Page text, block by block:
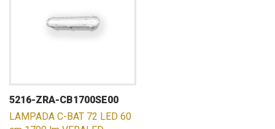
5216-ZRA-CB1700SE00
LAMPADA C-BAT 72 LED 60